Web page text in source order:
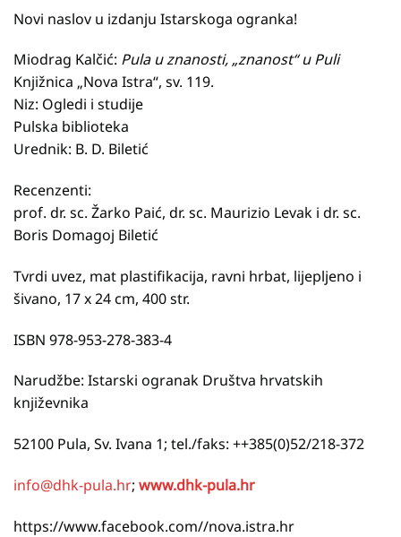
Novi naslov u izdanju Istarskoga ogranka!
Miodrag Kalčić: Pula u znanosti, „znanost“ u Puli
Knjižnica „Nova Istra“, sv. 119.
Niz: Ogledi i studije
Pulska biblioteka
Urednik: B. D. Biletić
Recenzenti:
prof. dr. sc. Žarko Paić, dr. sc. Maurizio Levak i dr. sc.
Boris Domagoj Biletić
Tvrdi uvez, mat plastifikacija, ravni hrbat, lijepljeno i
šivano, 17 x 24 cm, 400 str.
ISBN 978-953-278-383-4
Narudžbe: Istarski ogranak Društva hrvatskih
književnika
52100 Pula, Sv. Ivana 1; tel./faks: ++385(0)52/218-372
info@dhk-pula.hr; www.dhk-pula.hr
https://www.facebook.com//nova.istra.hr